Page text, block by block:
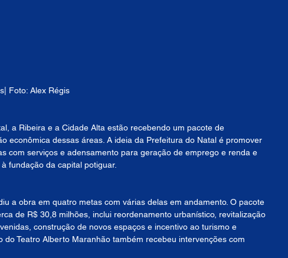
Foto: Alex Régis
a Ribeira e a Cidade Alta estão recebendo um pacote de
econômica dessas áreas. A ideia da Prefeitura do Natal é promover
com serviços e adensamento para geração de emprego e renda e
fundação da capital potiguar.
a obra em quatro metas com várias delas em andamento. O pacote
de R$ 30,8 milhões, inclui reordenamento urbanístico, revitalização
construção de novos espaços e incentivo ao turismo e
Teatro Alberto Maranhão também recebeu intervenções com